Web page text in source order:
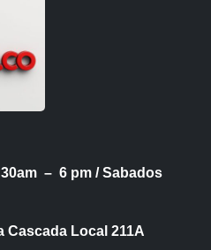
– 6 pm /Sabados
Cascada Local 211A